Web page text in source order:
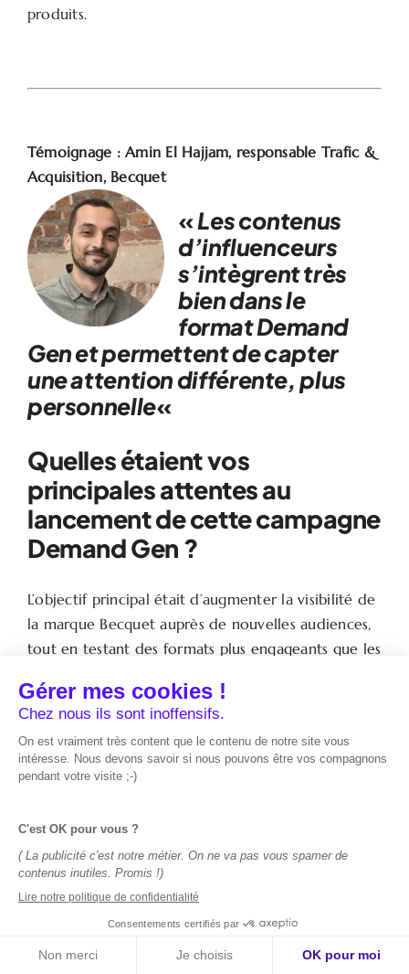
produits.
Témoignage : Amin El Hajjam, responsable Trafic &
Acquisition, Becquet
«Les contenus
d’influenceurs
s’intègrent très
bien dans le
format Demand
Gen et permettent de capter
une attention différente, plus
personnelle«
Quelles étaient vos
principales attentes au
lancement de cette campagne
Demand Gen ?
L’objectif principal était d’augmenter la visibilité de
la marque Becquet auprès de nouvelles audiences,
tout en testant des formats plus engageants que les
faire connaître notre univers linge de maison et
générer des intentions d’achat plus qualifiées. En
termes de KPIs, nous suivions notamment le taux
d’engagement, la qualité du trafic généré, ainsi que
attention particulière sur la capacité de la
froids.
Concernant la stratégie,
pourquoi avoir choisi une